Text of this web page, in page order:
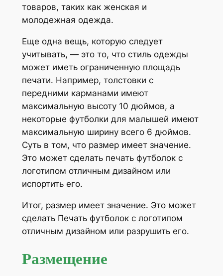
товаров, таких как женская и
молодежная одежда.
Еще одна вещь, которую следует
учитывать, — это то, что стиль одежды
может иметь ограниченную площадь
печати. Например, толстовки с
передними карманами имеют
максимальную высоту 10 дюймов, а
некоторые футболки для малышей имеют
максимальную ширину всего 6 дюймов.
Суть в том, что размер имеет значение.
Это может сделать печать футболок с
логотипом отличным дизайном или
испортить его.
Итог, размер имеет значение. Это может
сделать Печать футболок с логотипом
отличным дизайном или разрушить его.
Размещение